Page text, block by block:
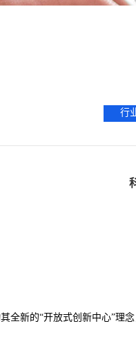
行
全新的“开放式创新中心”理